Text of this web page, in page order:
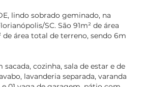
lindo sobrado geminado, na
SC. São 91m² de área
de área total de terreno, sendo 6m
cozinha, sala de estar e de
lavanderia separada, varanda